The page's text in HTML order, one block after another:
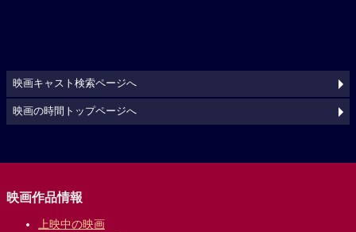
映画キャスト検索ページへ
映画の時間トップページへ
映画作品情報
上映中の映画